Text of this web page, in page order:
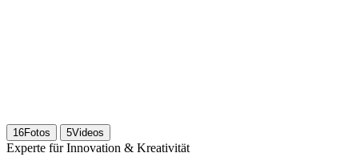
16Fotos 5Videos
Experte für Innovation & Kreativität